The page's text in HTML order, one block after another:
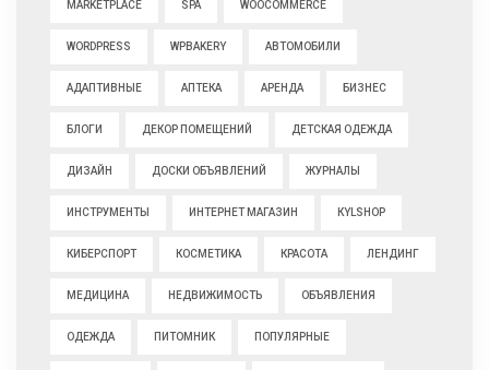
MARKETPLACE SPA WOOCOMMERCE
WORDPRESS WPBAKERY АВТОМОБИЛИ
АДАПТИВНЫЕ АПТЕКА АРЕНДА БИЗНЕС
БЛОГИ ДЕКОР ПОМЕЩЕНИЙ ДЕТСКАЯ ОДЕЖДА
ДИЗАЙН ДОСКИ ОБЪЯВЛЕНИЙ ЖУРНАЛЫ
ИНСТРУМЕНТЫ ИНТЕРНЕТ МАГАЗИН КYLSHOP
КИБЕРСПОРТ КОСМЕТИКА КРАСОТА ЛЕНДИНГ
МЕДИЦИНА НЕДВИЖИМОСТЬ ОБЪЯВЛЕНИЯ
ОДЕЖДА ПИТОМНИК ПОПУЛЯРНЫЕ